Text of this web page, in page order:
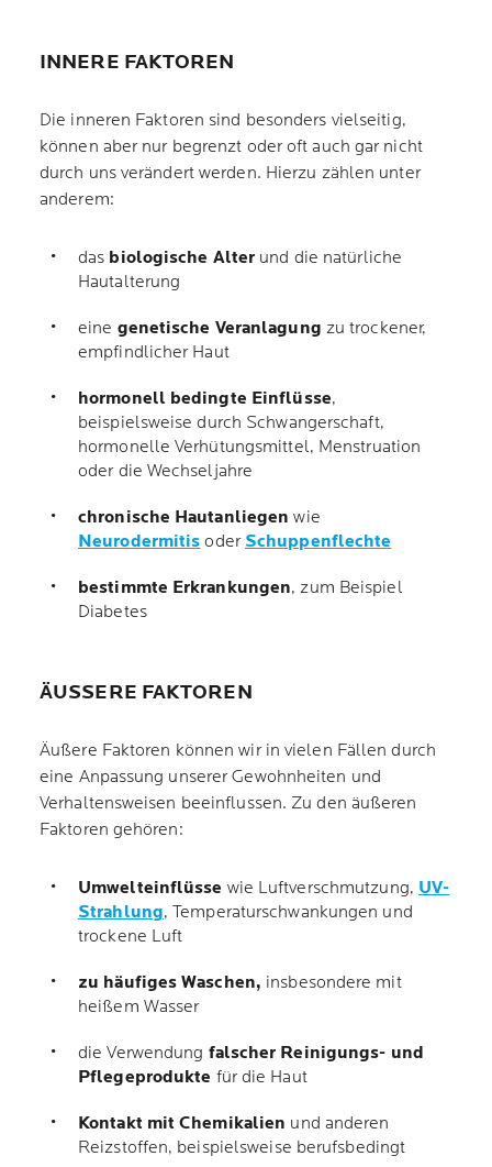
INNERE FAKTOREN
Die inneren Faktoren sind besonders vielseitig,
können aber nur begrenzt oder oft auch gar nicht
durch uns verändert werden. Hierzu zählen unter
anderem:
das biologische Alter und die natürliche
Hautalterung
eine genetische Veranlagung zu trockener,
empfindlicher Haut
hormonell bedingte Einflüsse,
beispielsweise durch Schwangerschaft,
hormonelle Verhütungsmittel, Menstruation
oder die Wechseljahre
chronische Hautanliegen wie
Neurodermitis oder Schuppenflechte
bestimmte Erkrankungen, zum Beispiel
Diabetes
ÄUSSERE FAKTOREN
Äußere Faktoren können wir in vielen Fällen durch
eine Anpassung unserer Gewohnheiten und
Verhaltensweisen beeinflussen. Zu den äußeren
Faktoren gehören:
Umwelteinflüsse wie Luftverschmutzung, UV-
Strahlung, Temperaturschwankungen und
trockene Luft
zu häufiges Waschen, insbesondere mit
heißem Wasser
die Verwendung falscher Reinigungs- und
Pflegeprodukte für die Haut
Kontakt mit Chemikalien und anderen
Reizstoffen, beispielsweise berufsbedingt